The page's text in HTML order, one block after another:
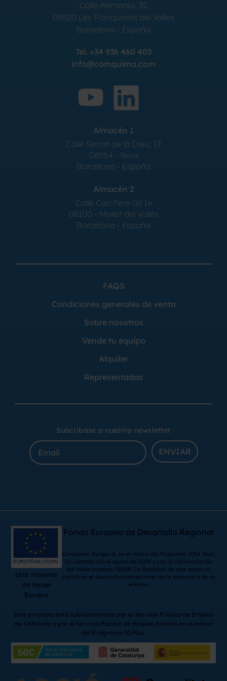
Calle Alemania, 32
08520 Les Franqueses del Valles
Barcelona - España
Tel. +34 936 460 403
info@comquima.com
Almacén 1
Calle Serrat de la Creu, 17
08554 - Seva
Barcelona - España
Almacén 2
Calle Can Pere Gil 16
08100 - Mollet del Vallés
Barcelona - España
FAQS
Condiciones generales de venta
Sobre nosotros
Vende tu equipo
Alquiler
Representadas
Subcribase a nuestra newsletter
ENVIAR
Una manera
de hacer
Europa
Fondo Europeo de Desarrollo Regional
Comquima Europe SL en el marco del Programa ICEX Next,
ha contado con el apoyo de ICEX y con la cofinanciación
del fondo europeo FEDER. La finalidad de este apoyo es
contribuir al desarrollo internacional de la empresa y de su
entorno.
Este proyecto está subvencionado por el Servicio Público de Empleo
de Cataluña y por el Servicio Público de Empleo Estatal en el marco
del Programa 30 Plus.